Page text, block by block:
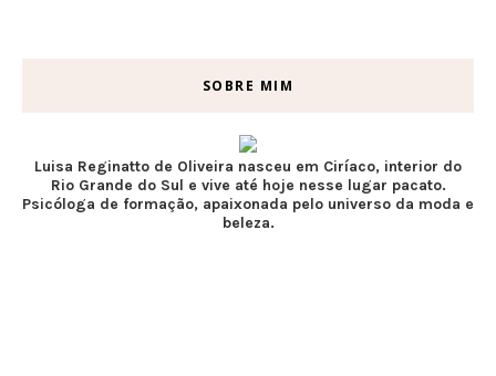
SOBRE MIM
Luisa Reginatto de Oliveira nasceu em Ciríaco, interior do
Rio Grande do Sul e vive até hoje nesse lugar pacato.
Psicóloga de formação, apaixonada pelo universo da moda e
beleza.